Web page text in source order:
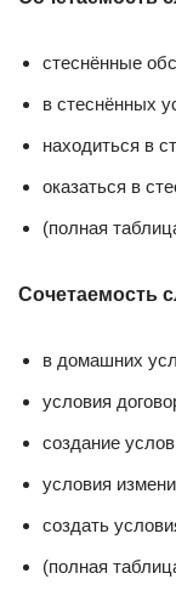
стеснённые
в стеснённых
находиться в
оказаться в
(полная
Сочетаемость
в домашних
условия
создание
условия
создать
(полная